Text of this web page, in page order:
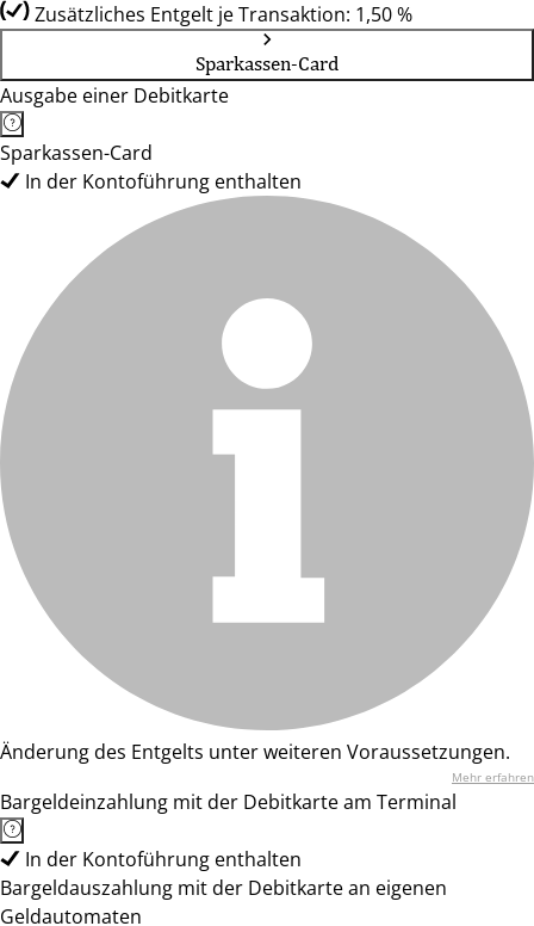
Zusätzliches Entgelt je Transaktion: 1,50 %
Sparkassen-Card
Ausgabe einer Debitkarte
Sparkassen-Card
In der Kontoführung enthalten
Änderung des Entgelts unter weiteren Voraussetzungen.
Mehr erfahren
Bargeldeinzahlung mit der Debitkarte am Terminal
In der Kontoführung enthalten
Bargeldauszahlung mit der Debitkarte an eigenen
Geldautomaten